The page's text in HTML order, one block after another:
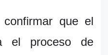
confirmar que el
el proceso de